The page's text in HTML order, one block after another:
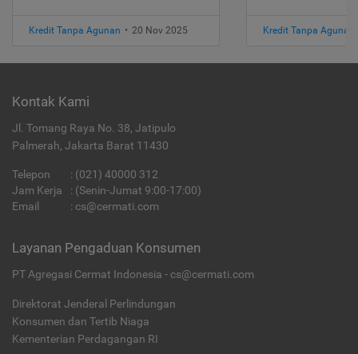
Kredit Tanpa Agunan • 20 Nov 2025 Kredit Tanpa Agunan
Kontak Kami
Jl. Tomang Raya No. 38, Jatipulo
Palmerah, Jakarta Barat 11430
Telepon : (021) 40000 312
Jam Kerja
: (Senin-Jumat 9:00-17:00)
Email
: cs@cermati.com
Layanan Pengaduan Konsumen
PT Agregasi Cermat Indonesia - cs@cermati.com
Direktorat Jenderal Perlindungan
Konsumen dan Tertib Niaga
Kementerian Perdagangan RI